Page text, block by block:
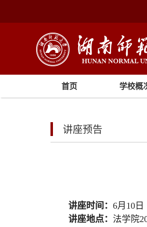
首页 学校概
讲座预告
讲座时间： 6月10日
讲座地点： 法学院